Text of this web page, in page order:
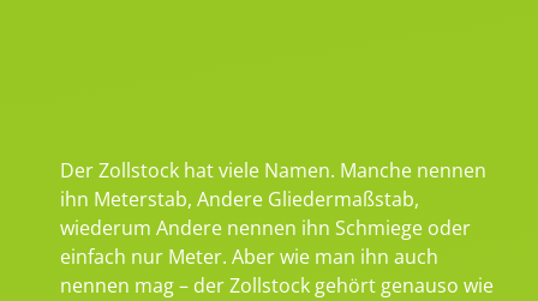
Der Zollstock hat viele Namen. Manche nennen
ihn Meterstab, Andere Gliedermaßstab,
wiederum Andere nennen ihn Schmiege oder
einfach nur Meter. Aber wie man ihn auch
nennen mag – der Zollstock gehört genauso wie